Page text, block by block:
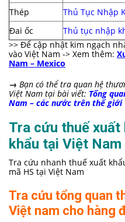
Thép
Thủ Tục Nhập
Đai ốc
Thủ tục nhập
>> Để cập nhật kim ngạch
vào Việt Nam -> Xem thêm:
Nam – Mexico
→ Bạn có thể tra quan hệ
Việt Nam tại bài viết: Tổng
Nam – các nước trên thế giới
Tra cứu thuế xuất
khẩu tại Việt Nam
Tra cứu nhanh thuế xuất
mã HS tại Việt Nam
Tra cứu tổng quan
Việt nam cho hàng